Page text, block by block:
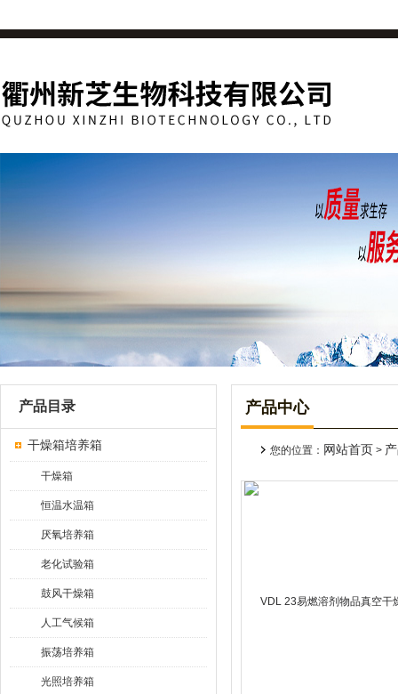
产品目录
干燥箱培养箱
干燥箱
恒温水温箱
厌氧培养箱
老化试验箱
鼓风干燥箱
人工气候箱
振荡培养箱
光照培养箱
产品中心
您的位置： 网站首页 >